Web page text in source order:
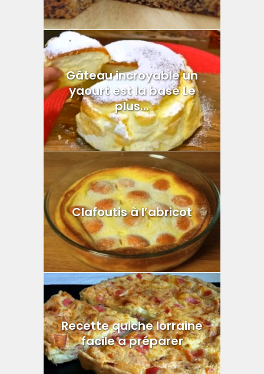
Gâteau incroyable un
yaourt est la base Le
plus...
Clafoutis à l’abricot
Recette quiche lorraine
facile a préparer